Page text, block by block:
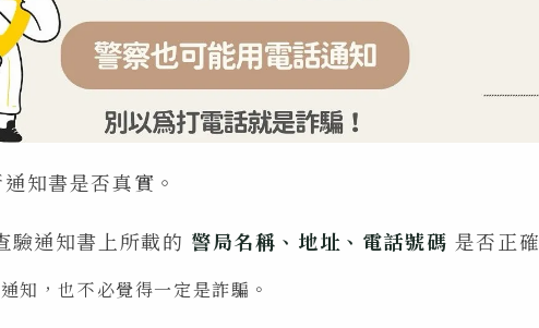
知書是否真實。
驗通知書上所載的 警局名稱、地址、電話號碼 是否正
知，也不必覺得一定是詐騙。